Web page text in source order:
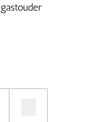
gastouder